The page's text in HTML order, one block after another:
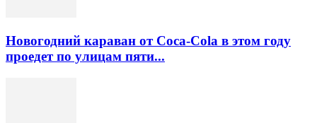
Новогодний караван от Coca-Cola в этом году
проедет по улицам пяти...